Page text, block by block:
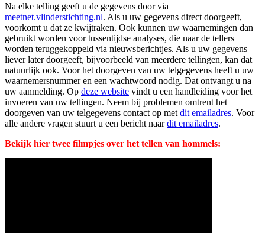
Na elke telling geeft u de gegevens door via
meetnet.vlinderstichting.nl. Als u uw gegevens direct doorgeeft,
voorkomt u dat ze kwijtraken. Ook kunnen uw waarnemingen dan
gebruikt worden voor tussentijdse analyses, die naar de tellers
worden teruggekoppeld via nieuwsberichtjes. Als u uw gegevens
liever later doorgeeft, bijvoorbeeld van meerdere tellingen, kan dat
natuurlijk ook. Voor het doorgeven van uw telgegevens heeft u uw
waarnemersnummer en een wachtwoord nodig. Dat ontvangt u na
uw aanmelding. Op deze website vindt u een handleiding voor het
invoeren van uw tellingen. Neem bij problemen omtrent het
doorgeven van uw telgegevens contact op met dit emailadres. Voor
alle andere vragen stuurt u een bericht naardit emailadres.
Bekijk hier twee filmpjes over het tellen van hommels: